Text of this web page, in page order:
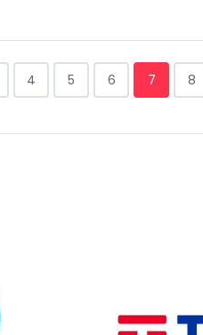
4 5 6 7 8